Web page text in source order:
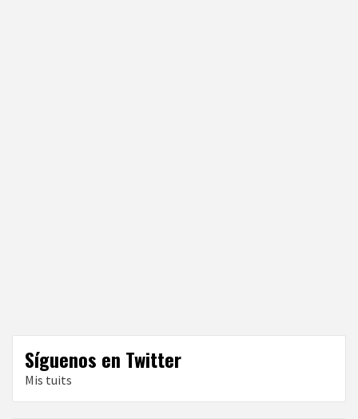
Síguenos en Twitter
Mis tuits